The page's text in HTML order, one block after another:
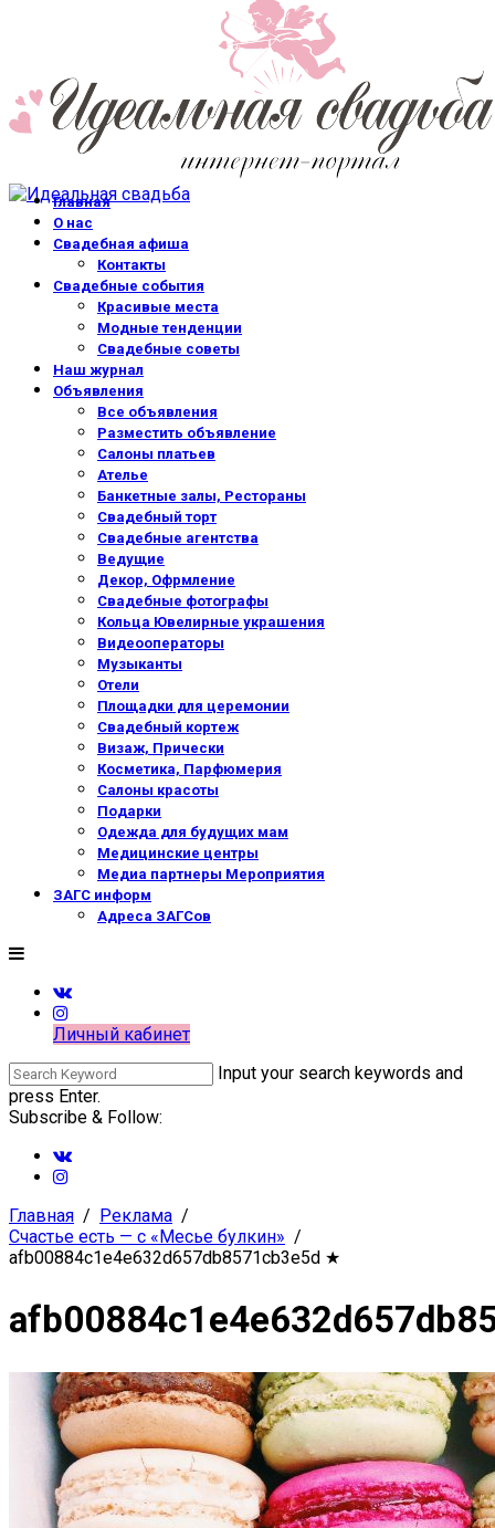
Главная
О нас
Свадебная афиша
Контакты
Свадебные события
Красивые места
Модные тенденции
Свадебные советы
Наш журнал
Объявления
Все объявления
Разместить объявление
Салоны платьев
Ателье
Банкетные залы, Рестораны
Свадебный торт
Свадебные агентства
Ведущие
Декор, Офрмление
Свадебные фотографы
Кольца Ювелирные украшения
Видеооператоры
Музыканты
Отели
Площадки для церемонии
Свадебный кортеж
Визаж, Прически
Косметика, Парфюмерия
Салоны красоты
Подарки
Одежда для будущих мам
Медицинские центры
Медиа партнеры Мероприятия
ЗАГС информ
Адреса ЗАГСов
Личный кабинет
Input your search keywords and
press Enter.
Subscribe & Follow:
Главная
Реклама
Счастье есть — с «Месье булкин»
afb00884c1e4e632d657db8571cb3e5d ★